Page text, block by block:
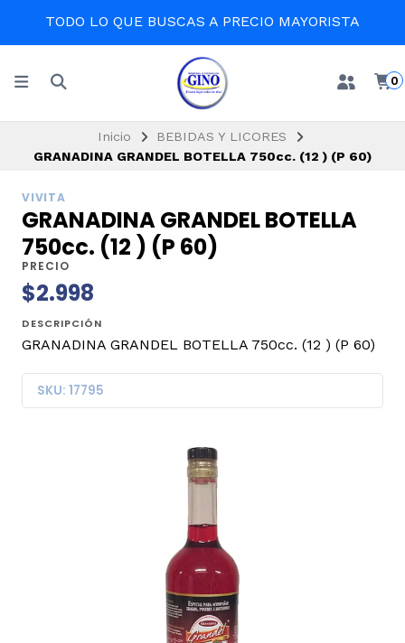
TODO LO QUE BUSCAS A PRECIO MAYORISTA
0
Inicio
BEBIDAS Y LICORES
GRANADINA GRANDEL BOTELLA 750cc. (12 ) (P 60)
VIVITA
GRANADINA GRANDEL BOTELLA
750cc. (12 ) (P 60)
PRECIO
$2.998
DESCRIPCIÓN
GRANADINA GRANDEL BOTELLA 750cc. (12 ) (P 60)
SKU: 17795